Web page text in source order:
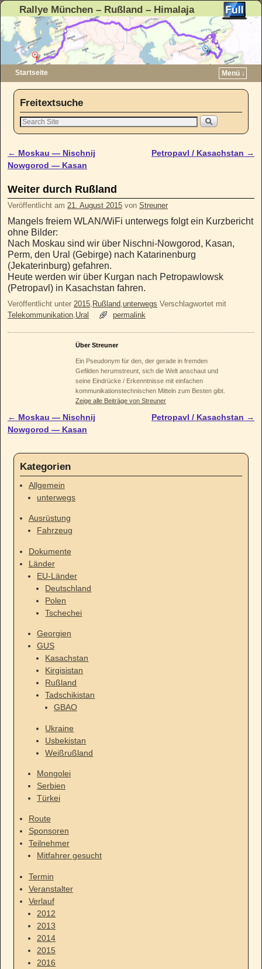
Rallye München – Rußland – Himalaja
Startseite
Menü ↓
Zum Inhalt wechseln
Zum sekundären Inhalt wechseln
Freitextsuche
Artikelnavigation
← Moskau — Nischnij
Nowgorod — Kasan
Petropavl / Kasachstan →
Weiter durch Rußland
Veröffentlicht am 21. August 2015 von Streuner
Mangels freiem WLAN/WiFi unterwegs folgt ein Kurzbericht
ohne Bilder:
Nach Moskau sind wir über Nischni-Nowgorod, Kasan,
Perm, den Ural (Gebirge) nach Katarinenburg
(Jekaterinburg) gefahren.
Heute werden wir über Kurgan nach Petropawlowsk
(Petropavl) in Kasachstan fahren.
Veröffentlicht unter 2015 Rußland unterwegs Verschlagwortet mit
Telekommunikation Ural permalink
Über Streuner
Ein Pseudonym für den, der gerade in fremden
Gefilden herumstreunt, sich die Welt anschaut und
seine Eindrücke / Erkenntnisse mit einfachen
kommunikationstechnischen Mitteln zum Besten gibt.
Zeige alle Beiträge von Streuner
Artikelnavigation
← Moskau — Nischnij
Nowgorod — Kasan
Petropavl / Kasachstan →
Kategorien
Allgemein
unterwegs
Ausrüstung
Fahrzeug
Dokumente
Länder
EU-Länder
Deutschland
Polen
Tschechei
Georgien
GUS
Kasachstan
Kirgisistan
Rußland
Tadschikistan
GBAO
Ukraine
Usbekistan
Weißrußland
Mongolei
Serbien
Türkei
Route
Sponsoren
Teilnehmer
Mitfahrer gesucht
Termin
Veranstalter
Verlauf
2012
2013
2014
2015
2016